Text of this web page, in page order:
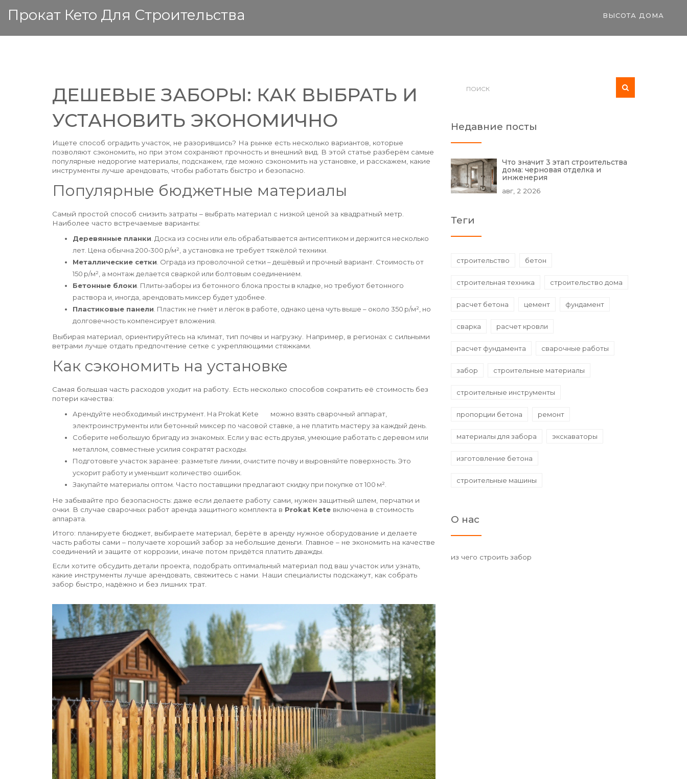
Прокат Кето Для Строительства ВЫСОТА ДОМА
ДЕШЕВЫЕ ЗАБОРЫ: КАК ВЫБРАТЬ И
УСТАНОВИТЬ ЭКОНОМИЧНО
Ищете способ оградить участок, не разорившись? На рынке есть несколько вариантов, которые
позволяют сэкономить, но при этом сохраняют прочность и внешний вид. В этой статье разберём самые
популярные недорогие материалы, подскажем, где можно сэкономить на установке, и расскажем, какие
инструменты лучше арендовать, чтобы работать быстро и безопасно.
Популярные бюджетные материалы
Самый простой способ снизить затраты – выбрать материал с низкой ценой за квадратный метр.
Наиболее часто встречаемые варианты:
Деревянные планки . Доска из сосны или ель обрабатывается антисептиком и держится несколько
лет. Цена обычна 200‑300 р/м², а установка не требует тяжёлой техники.
Металлические сетки . Ограда из проволочной сетки – дешёвый и прочный вариант. Стоимость от
150 р/м², а монтаж делается сваркой или болтовым соединением.
Бетонные блоки . Плиты‑заборы из бетонного блока просты в кладке, но требуют бетонного
раствора и, иногда, арендовать миксер будет удобнее.
Пластиковые панели . Пластик не гниёт и лёгок в работе, однако цена чуть выше – около 350 р/м², но
долговечность компенсирует вложения.
Выбирая материал, ориентируйтесь на климат, тип почвы и нагрузку. Например, в регионах с сильными
ветрами лучше отдать предпочтение сетке с укрепляющими стяжками.
Как сэкономить на установке
Самая большая часть расходов уходит на работу. Есть несколько способов сократить её стоимость без
потери качества:
Арендуйте необходимый инструмент. На Prokat Kete
можно взять сварочный аппарат,
электроинструменты или бетонный миксер по часовой ставке, а не платить мастеру за каждый день.
Соберите небольшую бригаду из знакомых. Если у вас есть друзья, умеющие работать с деревом или
металлом, совместные усилия сократят расходы.
Подготовьте участок заранее: разметьте линии, очистите почву и выровняйте поверхность. Это
ускорит работу и уменьшит количество ошибок.
Закупайте материалы оптом. Часто поставщики предлагают скидку при покупке от 100 м².
Не забывайте про безопасность: даже если делаете работу сами, нужен защитный шлем, перчатки и
очки. В случае сварочных работ аренда защитного комплекта в Prokat Kete включена в стоимость
аппарата.
Итого: планируете бюджет, выбираете материал, берёте в аренду нужное оборудование и делаете
часть работы сами – получаете хороший забор за небольшие деньги. Главное – не экономить на качестве
соединений и защите от коррозии, иначе потом придётся платить дважды.
Если хотите обсудить детали проекта, подобрать оптимальный материал под ваш участок или узнать,
какие инструменты лучше арендовать, свяжитесь с нами. Наши специалисты подскажут, как собрать
забор быстро, надёжно и без лишних трат.
Недавние посты
Что значит 3 этап строительства
дома: черновая отделка и
инженерия
авг, 2 2026
Теги
строительство бетон
строительная техника строительство дома
расчет бетона цемент фундамент
сварка расчет кровли
расчет фундамента сварочные работы
забор строительные материалы
строительные инструменты
пропорции бетона ремонт
материалы для забора экскаваторы
изготовление бетона
строительные машины
О нас
из чего строить забор